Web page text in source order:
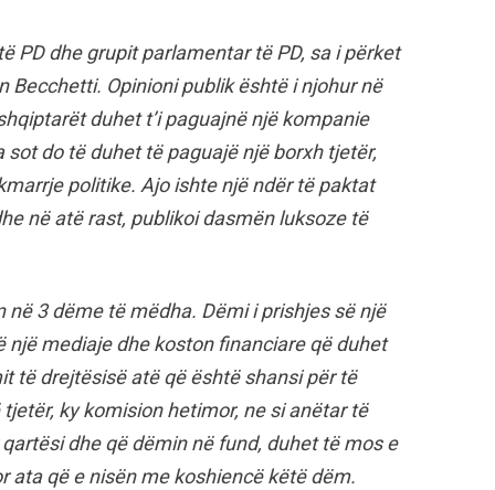
PD dhe grupit parlamentar të PD, sa i përket
Opinioni publik është i njohur në
duhet t’i paguajnë një kompanie
do të duhet të paguajë një borxh tjetër,
politike. Ajo ishte një ndër të paktat
në atë rast, publikoi dasmën luksoze të
3 dëme të mëdha. Dëmi i prishjes së një
mediaje dhe koston financiare që duhet
të drejtësisë atë që është shansi për të
ky komision hetimor, ne si anëtar të
dhe që dëmin në fund, duhet të mos e
ata që e nisën me koshiencë këtë dëm.